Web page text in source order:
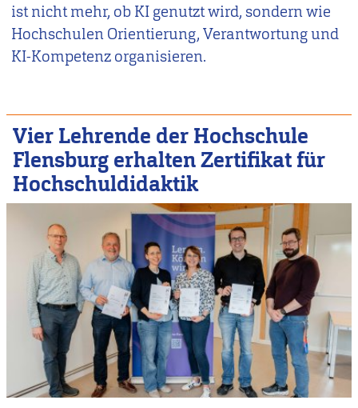
ist nicht mehr, ob KI genutzt wird, sondern wie
Hochschulen Orientierung, Verantwortung und
KI-Kompetenz organisieren.
Vier Lehrende der Hochschule
Flensburg erhalten Zertifikat für
Hochschuldidaktik